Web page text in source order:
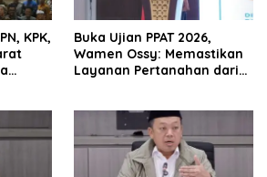
KPK,
Buka Ujian PPAT 2026,
Wamen Ossy: Memastikan
Layanan Pertanahan dari
Berintegritas